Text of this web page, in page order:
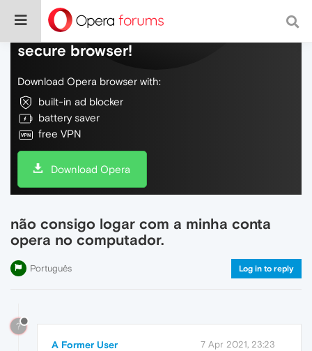
Do more on the web, with a fast and
secure browser!
Download Opera browser with:
built-in ad blocker
battery saver
free VPN
Download Opera
não consigo logar com a minha conta
opera no computador.
Português Log in to reply
?
A Former User 7 Apr 2021, 23:23